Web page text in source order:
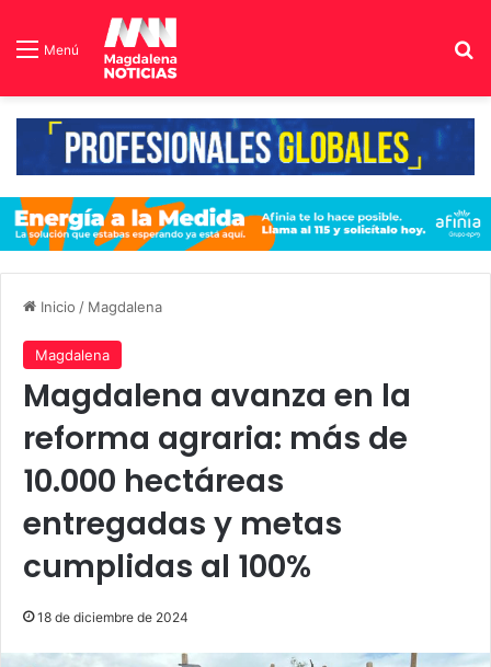
Menú
Inicio / Magdalena
Magdalena
Magdalena avanza en la
reforma agraria: más de
10.000 hectáreas
entregadas y metas
cumplidas al 100%
18 de diciembre de 2024